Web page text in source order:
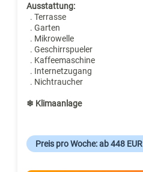
Ausstattung:
. Terrasse
. Garten
. Mikrowelle
. Geschirrspueler
. Kaffeemaschine
. Internetzugang
. Nichtraucher
❄ Klimaanlage
Preis pro Woche: ab 448 EUR